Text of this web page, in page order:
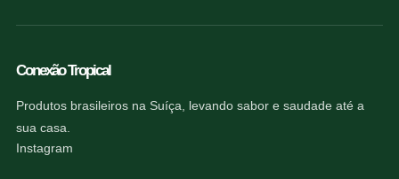
Conexão Tropical
Produtos brasileiros na Suíça, levando sabor e saudade até a
sua casa.
Instagram